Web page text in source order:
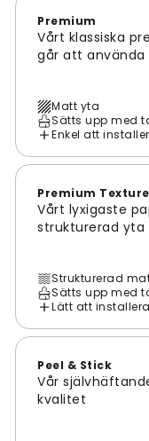
Premium
Vårt klassiska
går att använda
Matt yta
Sätts upp med
Enkel att
Premium
Vårt lyxigaste
strukturerad yta
Strukturerad
Sätts upp med
Lätt att installera
Peel & Stick
Vår
kvalitet